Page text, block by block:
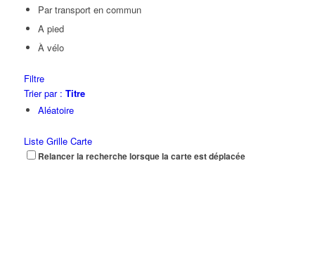
Par transport en commun
A pied
À vélo
Filtre
Trier par : Titre
Aléatoire
Liste Grille Carte
Relancer la recherche lorsque la carte est déplacée